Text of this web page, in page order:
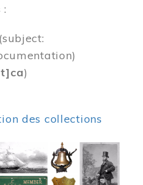
(subject:
)
des collections